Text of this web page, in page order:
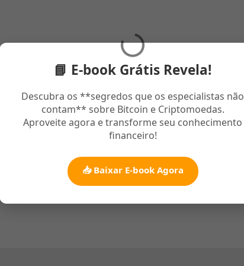
📘 E-book Grátis Revela!
Descubra os **segredos que os especialistas não
contam** sobre Bitcoin e Criptomoedas.
Aproveite agora e transforme seu conhecimento
financeiro!
📥 Baixar E-book Agora